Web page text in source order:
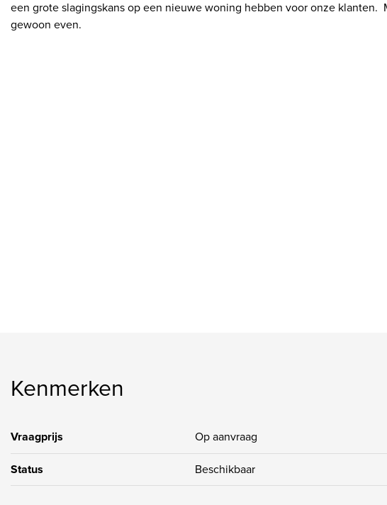
een grote slagingskans op een nieuwe woning hebben voor onze klanten.
gewoon even.
Kenmerken
Vraagprijs Op aanvraag
Status Beschikbaar